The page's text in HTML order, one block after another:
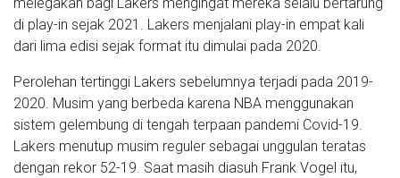
melegakan bagi Lakers mengingat mereka selalu bertarung
di play-in sejak 2021. Lakers menjalani play-in empat kali
dari lima edisi sejak format itu dimulai pada 2020.
Perolehan tertinggi Lakers sebelumnya terjadi pada 2019-
2020. Musim yang berbeda karena NBA menggunakan
sistem gelembung di tengah terpaan pandemi Covid-19.
Lakers menutup musim reguler sebagai unggulan teratas
dengan rekor 52-19. Saat masih diasuh Frank Vogel itu,